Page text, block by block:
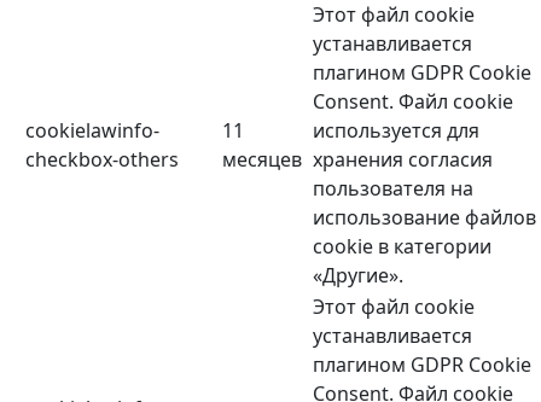
cookielawinfo-
checkbox-others
11
месяцев
Этот файл cookie
устанавливается
плагином GDPR Cookie
Consent. Файл cookie
используется для
хранения согласия
пользователя на
использование файлов
cookie в категории
«Другие».
Этот файл cookie
устанавливается
плагином GDPR Cookie
Consent. Файл cookie